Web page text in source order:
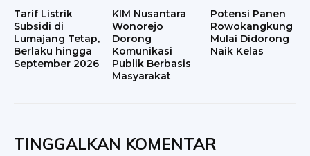
Tarif Listrik
Subsidi di
Lumajang Tetap,
Berlaku hingga
September 2026
KIM Nusantara
Wonorejo
Dorong
Komunikasi
Publik Berbasis
Masyarakat
Potensi Panen
Rowokangkung
Mulai Didorong
Naik Kelas
TINGGALKAN KOMENTAR